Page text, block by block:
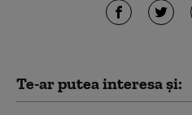
Te-ar putea interesa și: